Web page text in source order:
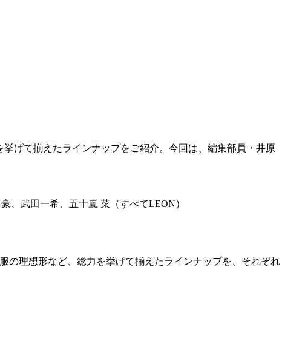
げて揃えたラインナップをご紹介。今回は、編集部員・井原
武田一希、五十嵐 菜（すべてLEON）
の理想形など、総力を挙げて揃えたラインナップを、それぞれ